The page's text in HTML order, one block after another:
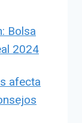
Bolsa
2024
afecta